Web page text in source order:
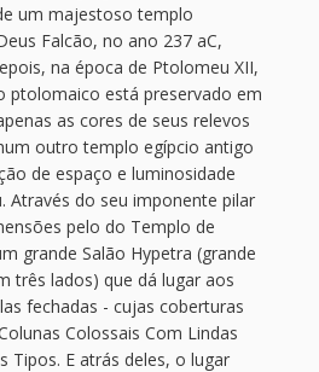
um majestoso templo
Falcão, no ano 237 aC,
na época de Ptolomeu XII,
ptolomaico está preservado em
as cores de seus relevos
outro templo egípcio antigo
de espaço e luminosidade
Através do seu imponente pilar
pelo do Templo de
grande Salão Hypetra (grande
três lados) que dá lugar aos
fechadas - cujas coberturas
Colossais Com Lindas
Tipos. E atrás deles, o lugar